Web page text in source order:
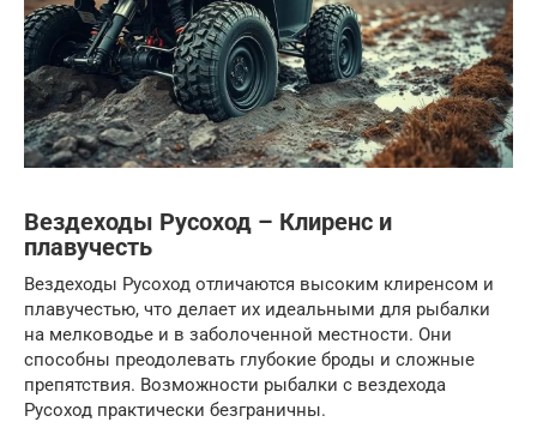
Вездеходы Русоход – Клиренс и
плавучесть
Вездеходы Русоход отличаются высоким клиренсом и
плавучестью, что делает их идеальными для рыбалки
на мелководье и в заболоченной местности. Они
способны преодолевать глубокие броды и сложные
препятствия. Возможности рыбалки с вездехода
Русоход практически безграничны.